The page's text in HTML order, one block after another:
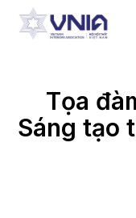
Tọa
Sáng tạo